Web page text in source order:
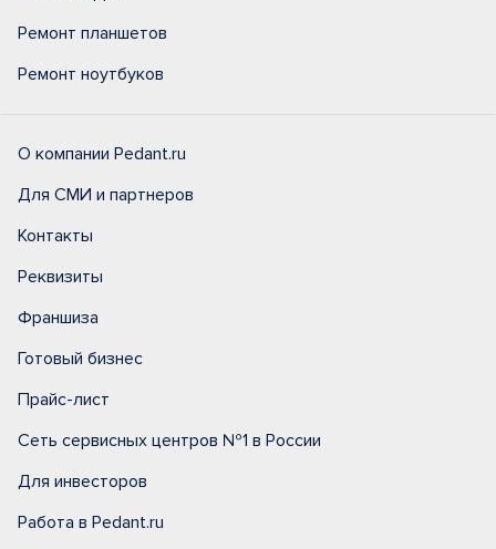
Ремонт планшетов
Ремонт ноутбуков
О компании Pedant.ru
Для СМИ и партнеров
Контакты
Реквизиты
Франшиза
Готовый бизнес
Прайс-лист
Сеть сервисных центров №1 в России
Для инвесторов
Работа в Pedant.ru